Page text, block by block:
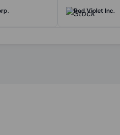
Red Violet Inc.